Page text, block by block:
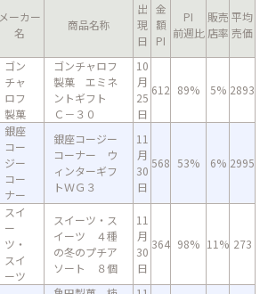
メーカー
名
商品名称
出
現
日
金
額
PI
PI
前週比
販売
店率
平均
売価
ゴン
チャ
ロフ
製菓
ゴンチャロフ
製菓 エミネ
ントギフト
Ｃ－３０
10
月
25
日
612 89% 5% 2893
銀座
コー
ジー
コー
ナー
銀座コージー
コーナー ウ
ィンターギフ
トＷＧ３
11
月
30
日
568 53% 6% 2995
スイ
ー
ツ・
スイ
ーツ
スイーツ・ス
イーツ ４種
の冬のプチア
ソート ８個
11
月
30
日
364 98% 11% 273